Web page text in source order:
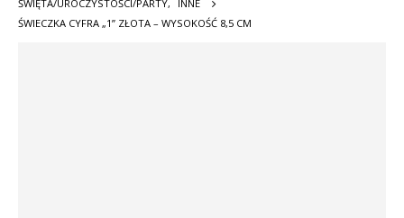
ŚWIĘTA/UROCZYSTOŚCI/PARTY,
INNE
ŚWIECZKA CYFRA „1” ZŁOTA – WYSOKOŚĆ 8,5 CM